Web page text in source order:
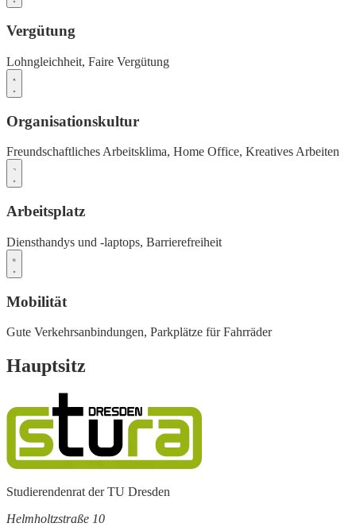
Vergütung
Lohngleichheit, Faire Vergütung
Organisationskultur
Freundschaftliches Arbeitsklima, Home Office, Kreatives Arbeiten
Arbeitsplatz
Diensthandys und -laptops, Barrierefreiheit
Mobilität
Gute Verkehrsanbindungen, Parkplätze für Fahrräder
Hauptsitz
Studierendenrat der TU Dresden
Helmholtzstraße 10